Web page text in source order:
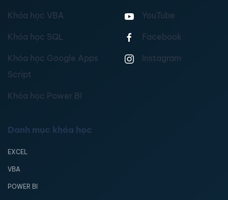
Khóa học VBA
Khóa học SQL
Khóa học Google Apps
Script
Khóa học Power BI
YouTube
Facebook
Instagram
Danh mục khóa học
EXCEL
VBA
POWER BI